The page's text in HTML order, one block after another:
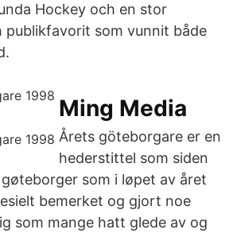
Hockey och en stor
som vunnit både
Ming Media
Årets göteborgare er en
hederstittel som siden
som i løpet av året
bemerket og gjort noe
som mange hatt glede av og